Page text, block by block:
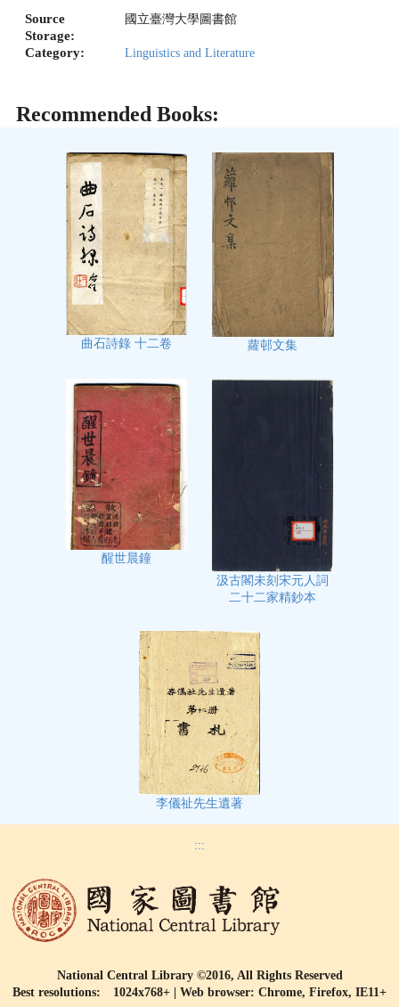
Source
Storage:
國立臺灣大學圖書館
Category: Linguistics and Literature
Recommended Books:
曲石詩錄 十二卷 蘿邨文集
醒世晨鐘
汲古閣未刻宋元人詞
二十二家精鈔本
李儀祉先生遺著
:::
National Central Library ©2016, All Rights Reserved
Best resolutions: 1024x768+ | Web browser: Chrome, Firefox, IE11+